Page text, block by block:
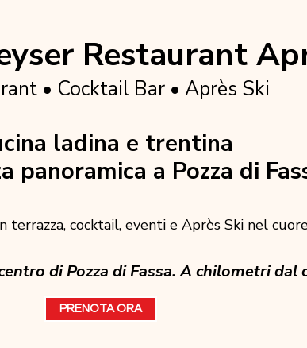
Restaurant
• Cocktail Bar • Après Ski
ladina e trentina
panoramica a Pozza di
cocktail, eventi e Après Ski nel
di Pozza di Fassa. A chilometri dal
PRENOTA ORA